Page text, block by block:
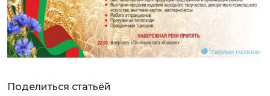
Поделиться статьёй